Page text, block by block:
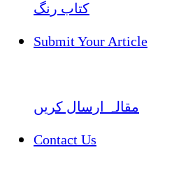
کتاب رنگ
Submit Your Article
مقالہ ارسال کریں
Contact Us